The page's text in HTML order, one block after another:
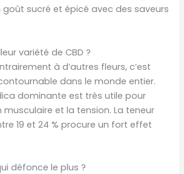
goût sucré et épicé avec des saveurs
variété de CBD ?
à d’autres fleurs, c’est
dans le monde entier.
dominante est très utile pour
musculaire et la tension. La teneur
19 et 24 % procure un fort effet
défonce le plus ?